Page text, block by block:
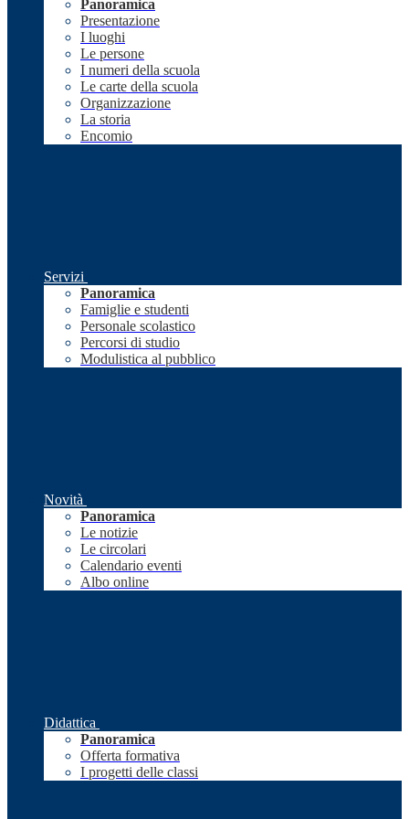
Panoramica
Presentazione
I luoghi
Le persone
I numeri della scuola
Le carte della scuola
Organizzazione
La storia
Encomio
Servizi
Panoramica
Famiglie e studenti
Personale scolastico
Percorsi di studio
Modulistica al pubblico
Novità
Panoramica
Le notizie
Le circolari
Calendario eventi
Albo online
Didattica
Panoramica
Offerta formativa
I progetti delle classi